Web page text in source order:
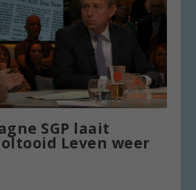
SGP laait
Leven weer